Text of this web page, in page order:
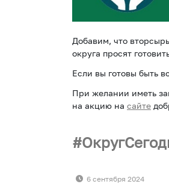
Добавим, что
округа просят
Если вы готовы быть
При желании иметь
на акцию на сайте
6 сентября 2024